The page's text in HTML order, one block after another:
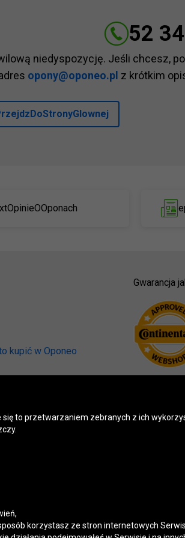
52
niedyspozycję. Jeśli chcesz,
opony@oponeo.pl z krótkim
kupić w Oponeo
Gwarancja
to przetwarzaniem zebranych z ich
korzystasz ze stron internetowych